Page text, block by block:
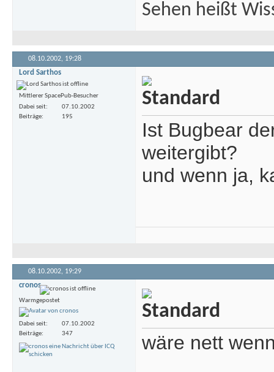
Sehen heißt
08.10.2002, 19:28
Lord Sarthos
Mittlerer SpacePub-Besucher
Dabei seit
07.10.2002
Beiträge
195
Ist Bugbear
weitergibt?
und wenn ja,
08.10.2002, 19:29
cronos
Warmgepostet
Dabei seit
07.10.2002
Beiträge
347 wäre nett